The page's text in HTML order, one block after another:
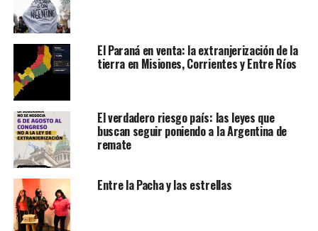
El Paraná en venta: la extranjerización de la
tierra en Misiones, Corrientes y Entre Ríos
El verdadero riesgo país: las leyes que
buscan seguir poniendo a la Argentina de
remate
Entre la Pacha y las estrellas